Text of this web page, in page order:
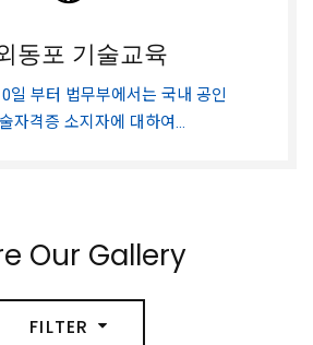
동포 기술교육
일 부터 법무부에서는 국내 공인
자격증 소지자에 대하여...
Our Gallery
FILTER